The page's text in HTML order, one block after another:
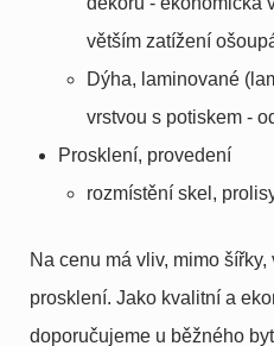
větším zatížení
Dýha, laminované
vrstvou s potiskem -
Prosklení, provedení
rozmístění skel,
Na cenu má vliv, mimo
prosklení. Jako kvalitní a
doporučujeme u běžného